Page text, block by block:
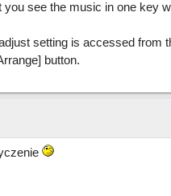
see the music in one key
setting is accessed from
button.